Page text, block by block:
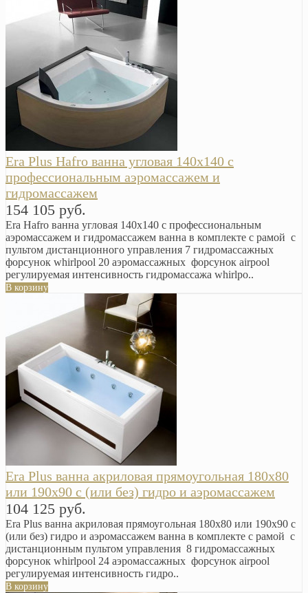
Era Plus Hafro ванна угловая 140х140 с
профессиональным аэромассажем и
гидромассажем
154 105 руб.
Era Hafro ванна угловая 140х140 с профессиональным
аэромассажем и гидромассажем ванна в комплекте с рамой с
пультом дистанционного управления 7 гидромассажных
форсунок whirlpool 20 аэромассажных форсунок airpool
регулируемая интенсивность гидромассажа whirlpo..
В корзину
Era Plus ванна акриловая прямоугольная 180х80
или 190х90 с (или без) гидро и аэромассажем
104 125 руб.
Era Plus ванна акриловая прямоугольная 180х80 или 190х90 с
(или без) гидро и аэромассажем ванна в комплекте с рамой с
дистанционным пультом управления 8 гидромассажных
форсунок whirlpool 24 аэромассажных форсунок airpool
регулируемая интенсивность гидро..
В корзину